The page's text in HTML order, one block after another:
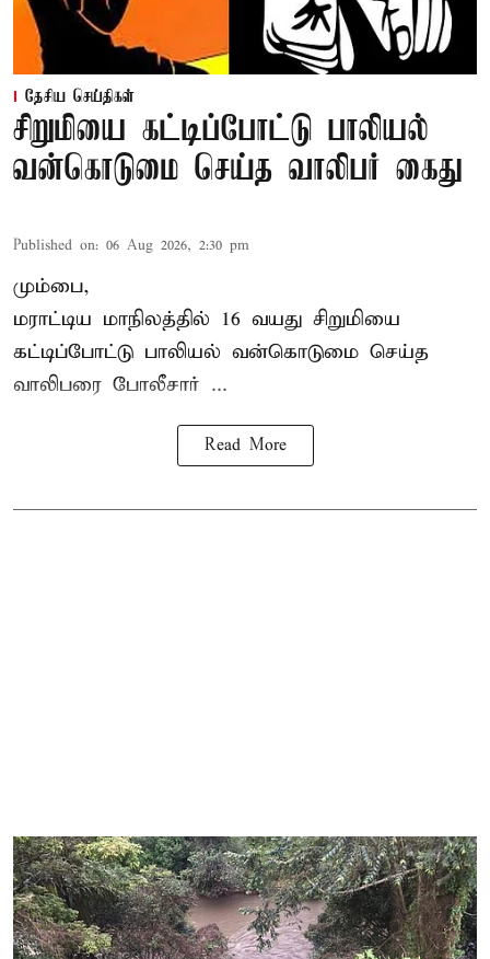
தேசிய செய்திகள்
சிறுமியை கட்டிப்போட்டு பாலியல்
வன்கொடுமை செய்த வாலிபர் கைது
Published on: 06 Aug 2026, 2:30 pm
மும்பை,
மராட்டிய மாநிலத்தில் 16 வயது சிறுமியை
கட்டிப்போட்டு பாலியல் வன்கொடுமை செய்த
வாலிபரை போலீசார் ...
Read More